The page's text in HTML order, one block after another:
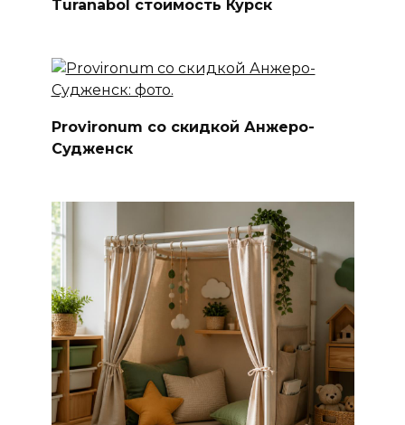
Turanabol стоимость Курск
Provironum со скидкой Анжеро-
Судженск